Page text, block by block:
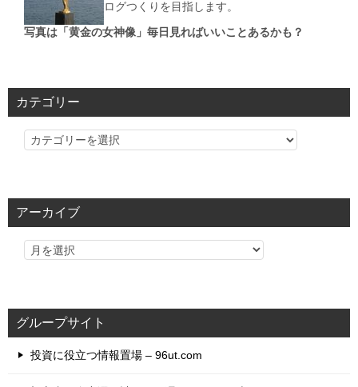
ログつくりを目指します。
写真は「黄金の女神像」毎日見ればいいことあるかも？
カテゴリー
カ
リ
アーカイブ
グループサイト
投資に役立つ情報置場 – 96ut.com